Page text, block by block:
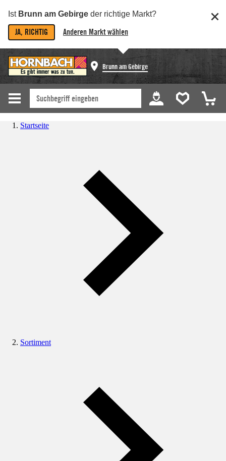
Ist Brunn am Gebirge der richtige Markt?
JA, RICHTIG Anderen Markt wählen
Brunn am Gebirge
Startseite
Sortiment